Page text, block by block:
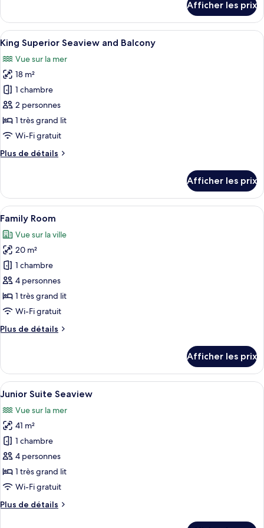
Balcony
Suite
Seaview
and
Balcony
Afficher les prix
Afficher
toutes
les
photos
pour
ce
type
de
chambre :
King
and
Balcony
Une vue sur le front de mer, avec
4
King Superior Seaview and Balcony
Vue sur la mer
18 m²
1 chambre
2 personnes
1 très grand lit
Wi-Fi gratuit
Plus de détails
Plus
King
Superior
Seaview
Balcony
Afficher les prix
Afficher
toutes
les
photos
pour
ce
type
de
chambre :
Family
Une chambre à coucher avec un lit,
4
Family Room
Vue sur la ville
20 m²
1 chambre
4 personnes
1 très grand lit
Wi-Fi gratuit
Plus de détails
Plus
Family
Room
Afficher les prix
Afficher
toutes
les
photos
pour
ce
type
de
chambre :
Junior
Une chambre mansardée
4
Junior Suite Seaview
Vue sur la mer
41 m²
1 chambre
4 personnes
1 très grand lit
Wi-Fi gratuit
Plus de détails
Plus